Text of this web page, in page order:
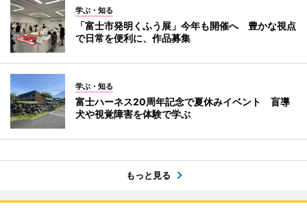
学ぶ・知る
「富士市発明くふう展」今年も開催へ 豊かな視点
で日常を便利に、作品募集
学ぶ・知る
富士ハーネス20周年記念で夏休みイベント 盲導
犬や視覚障害を体験で学ぶ
もっと見る